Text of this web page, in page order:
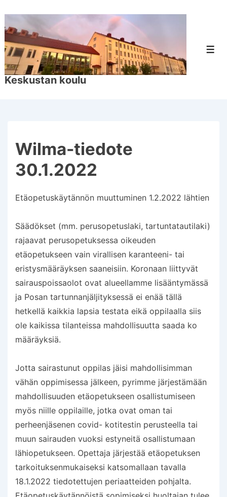
pääsisältöön
Keskustan koulu
Wilma-tiedote
30.1.2022
Etäopetuskäytännön muuttuminen 1.2.2022 lähtien
Säädökset (mm. perusopetuslaki, tartuntatautilaki)
rajaavat perusopetuksessa oikeuden
etäopetukseen vain virallisen karanteeni- tai
eristysmääräyksen saaneisiin. Koronaan liittyvät
sairauspoissaolot ovat alueellamme lisääntymässä
ja Posan tartunnanjäljityksessä ei enää tällä
hetkellä kaikkia lapsia testata eikä oppilaalla siis
ole kaikissa tilanteissa mahdollisuutta saada ko
määräyksiä.
Jotta sairastunut oppilas jäisi mahdollisimman
vähän oppimisessa jälkeen, pyrimme järjestämään
mahdollisuuden etäopetukseen osallistumiseen
myös niille oppilaille, jotka ovat oman tai
perheenjäsenen covid- kotitestin perusteella tai
muun sairauden vuoksi estyneitä osallistumaan
lähiopetukseen. Opettaja järjestää etäopetuksen
tarkoituksenmukaiseksi katsomallaan tavalla
18.1.2022 tiedotettujen periaatteiden pohjalta.